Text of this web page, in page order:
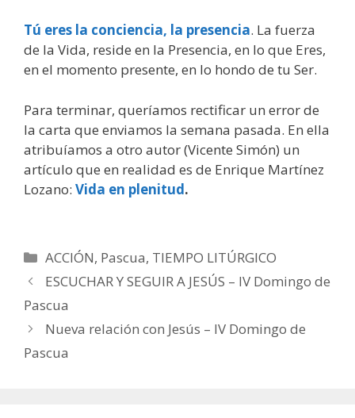
Tú eres la conciencia, la presencia. La fuerza
de la Vida, reside en la Presencia, en lo que Eres,
en el momento presente, en lo hondo de tu Ser.
Para terminar, queríamos rectificar un error de
la carta que enviamos la semana pasada. En ella
atribuíamos a otro autor (Vicente Simón) un
artículo que en realidad es de Enrique Martínez
Lozano: Vida en plenitud.
Categorías
ACCIÓN, Pascua, TIEMPO LITÚRGICO
ESCUCHAR Y SEGUIR A JESÚS – IV Domingo de
Pascua
Nueva relación con Jesús – IV Domingo de
Pascua